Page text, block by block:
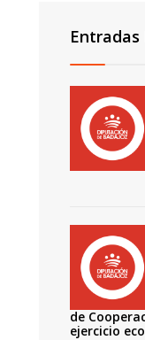
Entradas
de
ejercicio